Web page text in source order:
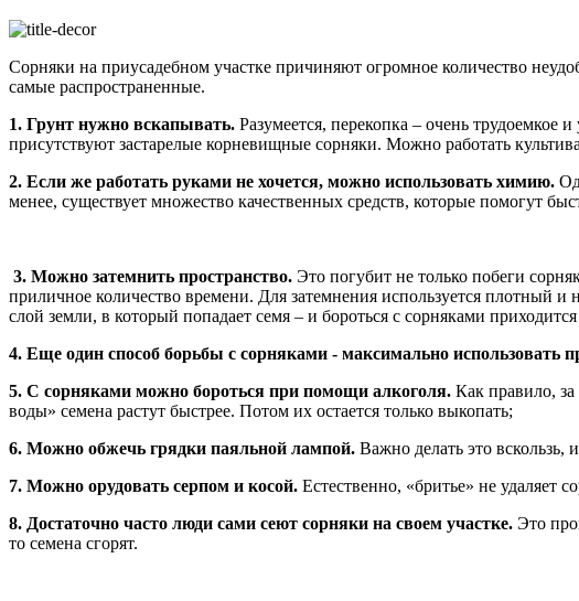
Сорняки на приусадебном участке причиняют огромное количество
самые распространенные.
1. Грунт нужно вскапывать. Разумеется, перекопка – очень трудоемкое
присутствуют застарелые корневищные сорняки. Можно работать
2. Если же работать руками не хочется, можно использовать химию.
менее, существует множество качественных средств, которые помогут
3. Можно затемнить пространство. Это погубит не только побеги
приличное количество времени. Для затемнения используется плотный
слой земли, в который попадает семя – и бороться с сорняками приходится
4. Еще один способ борьбы с сорняками - максимально использовать
5. С сорняками можно бороться при помощи алкоголя. Как правило,
воды» семена растут быстрее. Потом их остается только выкопать;
6. Можно обжечь грядки паяльной лампой. Важно делать это вскользь,
7. Можно орудовать серпом и косой. Естественно, «бритье» не удаляет
8. Достаточно часто люди сами сеют сорняки на своем участке. Это
то семена сгорят.